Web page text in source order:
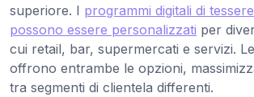
superiore. I programmi digitali di
possono essere personalizzati per
cui retail, bar, supermercati e servizi.
offrono entrambe le opzioni,
tra segmenti di clientela differenti.